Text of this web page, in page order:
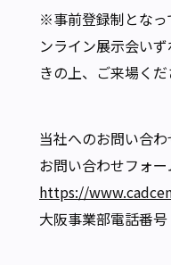
※事前登録制となっ
ンライン展示会い
きの上、ご来場くだ
当社へのお問い合わ
お問い合わせフ
https://
大阪事業部電話